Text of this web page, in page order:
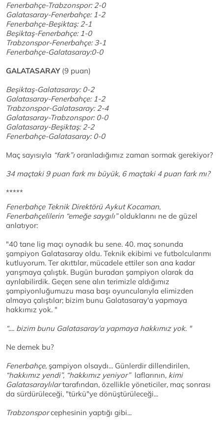
Fenerbahçe-Trabzonspor: 2-0
Galatasaray-Fenerbahçe: 1-2
Fenerbahçe-Beşiktaş: 2-1
Beşiktaş-Fenerbahçe: 1-0
Trabzonspor-Fenerbahçe: 3-1
Fenerbahçe-Galatasaray:0-0
GALATASARAY(9 puan)
Beşiktaş-Galatasaray: 0-2
Galatasaray-Fenerbahçe: 1-2
Trabzonspor-Galatasaray: 2-4
Galatasaray-Trabzonspor: 0-0
Galatasaray-Beşiktaş: 2-2
Fenerbahçe-Galatasaray: 0-0
Maç sayısıyla “fark”ı oranladığımız zaman sormak gerekiyor?
34 maçtaki 9 puan fark mı büyük, 6 maçtaki 4 puan fark mı?
*****
Fenerbahçe Teknik Direktörü Aykut Kocaman,
Fenerbahçelilerin “emeğe saygılı”olduklarını ne de güzel
anlatıyor:
"40 tane lig maçı oynadık bu sene. 40. maç sonunda
şampiyon Galatasaray oldu. Teknik ekibimi ve futbolcularımı
kutluyorum. Ter akıttılar, mücadele ettiler son ana kadar
yarışmaya çalıştık. Bugün buradan şampiyon olarak da
ayrılabilirdik. Geçen sene alın terimizle aldığımız
şampiyonluğumuzu masa başı oyuncularıyla elimizden
almaya çalıştılar; bizim bunu Galatasaray'a yapmaya
hakkımız yok. "
“.... bizim bunu Galatasaray'a yapmaya hakkımız yok. "
Ne demek bu?
Fenerbahçe, şampiyon olsaydı... Günlerdir dillendirilen,
“hakkımız yendi”, “hakkımız yeniyor” laflarının, kimi
Galatasaraylılartarafından, özellikle yöneticiler, maç sonrası
da sürdürüleceği, "türkü"ye dönüştürüleceği...
Trabzonsporcephesinin yaptığı gibi...